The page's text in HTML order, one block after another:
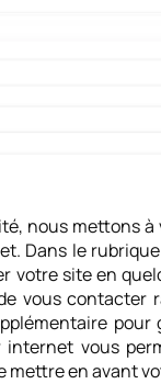
nous mettons
Dans le
votre site en
vous
pour
vous
mettre en avant